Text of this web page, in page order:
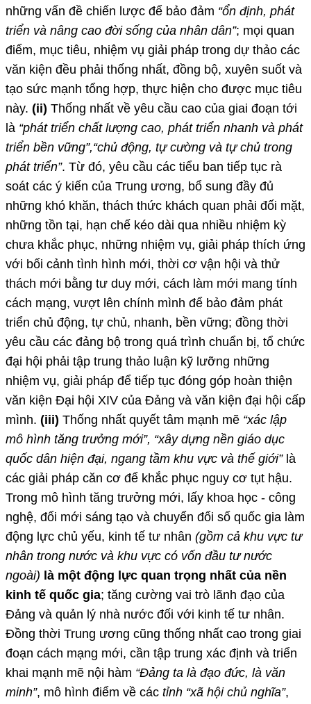
những vấn đề chiến lược để bảo đảm “ổn định, phát
triển và nâng cao đời sống của nhân dân”; mọi quan
điểm, mục tiêu, nhiệm vụ giải pháp trong dự thảo các
văn kiện đều phải thống nhất, đồng bộ, xuyên suốt và
tạo sức mạnh tổng hợp, thực hiện cho được mục tiêu
này. (ii) Thống nhất về yêu cầu cao của giai đoạn tới
là “phát triển chất lượng cao, phát triển nhanh và phát
triển bền vững”,“chủ động, tự cường và tự chủ trong
phát triển”. Từ đó, yêu cầu các tiểu ban tiếp tục rà
soát các ý kiến của Trung ương, bổ sung đầy đủ
những khó khăn, thách thức khách quan phải đối mặt,
những tồn tại, hạn chế kéo dài qua nhiều nhiệm kỳ
chưa khắc phục, những nhiệm vụ, giải pháp thích ứng
với bối cảnh tình hình mới, thời cơ vận hội và thử
thách mới bằng tư duy mới, cách làm mới mang tính
cách mạng, vượt lên chính mình để bảo đảm phát
triển chủ động, tự chủ, nhanh, bền vững; đồng thời
yêu cầu các đảng bộ trong quá trình chuẩn bị, tổ chức
đại hội phải tập trung thảo luận kỹ lưỡng những
nhiệm vụ, giải pháp để tiếp tục đóng góp hoàn thiện
văn kiện Đại hội XIV của Đảng và văn kiện đại hội cấp
mình. (iii) Thống nhất quyết tâm mạnh mẽ “xác lập
mô hình tăng trưởng mới”, “xây dựng nền giáo dục
quốc dân hiện đại, ngang tầm khu vực và thế giới”là
các giải pháp căn cơ để khắc phục nguy cơ tụt hậu.
Trong mô hình tăng trưởng mới, lấy khoa học - công
nghệ, đổi mới sáng tạo và chuyển đổi số quốc gia làm
động lực chủ yếu, kinh tế tư nhân (gồm cả khu vực tư
nhân trong nước và khu vực có vốn đầu tư nước
ngoài) là một động lực quan trọng nhất của nền
kinh tế quốc gia; tăng cường vai trò lãnh đạo của
Đảng và quản lý nhà nước đối với kinh tế tư nhân.
Đồng thời Trung ương cũng thống nhất cao trong giai
đoạn cách mạng mới, cần tập trung xác định và triển
khai mạnh mẽ nội hàm “Đảng ta là đạo đức, là văn
minh”, mô hình điểm về các tỉnh “xã hội chủ nghĩa”,